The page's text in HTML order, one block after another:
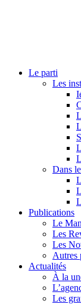
Le parti
Les
Dans
Publications
Le
Les
Les
Autres
Actualités
À la
Les